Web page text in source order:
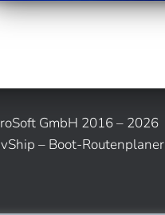
GmbH 2016 – 2026
– Boot-Routenplaner